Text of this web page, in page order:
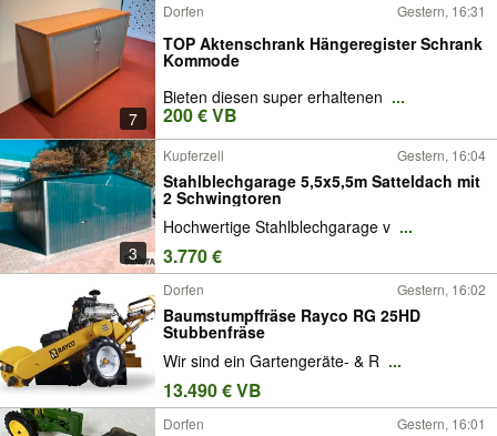
7
Dorfen Gestern, 16:31
TOP Aktenschrank Hängeregister Schrank
Kommode
Bieten diesen super erhaltenen ...
200 € VB
3
Kupferzell Gestern, 16:04
Stahlblechgarage 5,5x5,5m Satteldach mit
2 Schwingtoren
Hochwertige Stahlblechgarage v ...
3.770 €
Dorfen Gestern, 16:02
Baumstumpffräse Rayco RG 25HD
Stubbenfräse
Wir sind ein Gartengeräte- & R ...
13.490 € VB
Dorfen Gestern, 16:01